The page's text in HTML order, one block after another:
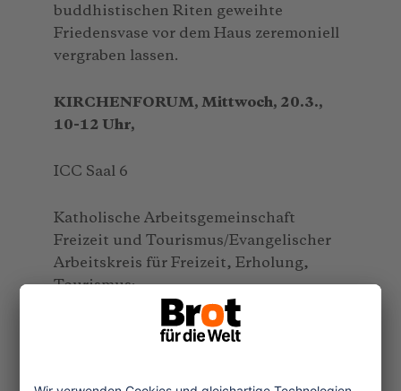
buddhistischen Riten geweihte
Friedensvase vor dem Haus zeremoniell
vergraben lassen.
KIRCHENFORUM, Mittwoch, 20.3.,
10-12 Uhr,
ICC Saal 6
Katholische Arbeitsgemeinschaft
Freizeit und Tourismus/Evangelischer
Arbeitskreis für Freizeit, Erholung,
Tourismus:
Kirchen, Moscheen, Synagogen,
Tempel - Zur Faszination religiöser